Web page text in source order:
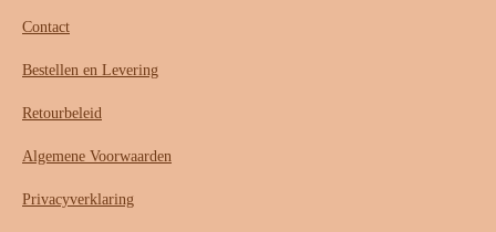
Contact
Bestellen en Levering
Retourbeleid
Algemene Voorwaarden
Privacyverklaring